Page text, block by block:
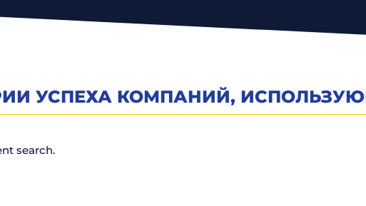
УСПЕХА КОМПАНИЙ,
search.